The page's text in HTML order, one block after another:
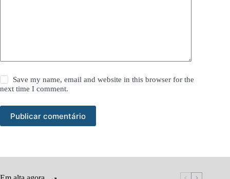
Save my name, email and website in this browser for the
next time I comment.
Publicar comentário